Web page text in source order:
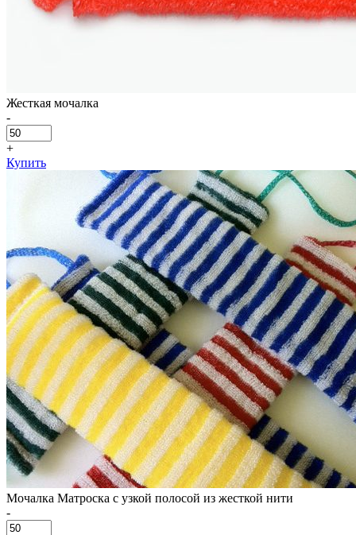
Жесткая мочалка
-
+
Купить
Мочалка Матроска с узкой полосой из жесткой нити
-